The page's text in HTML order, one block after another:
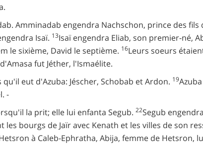
Amminadab engendra Nachschon, prince des fils
Isaï. 13Isaï engendra Eliab, son premier-né,
le sixième, David le septième. 16Leurs soeurs
fut Jéther, l'Ismaélite.
eut d'Azuba: Jéscher, Schobab et Ardon. 19
-
la prit; elle lui enfanta Segub. 22Segub
bourgs de Jaïr avec Kenath et les villes de son
à Caleb-Ephratha, Abija, femme de Hetsron,